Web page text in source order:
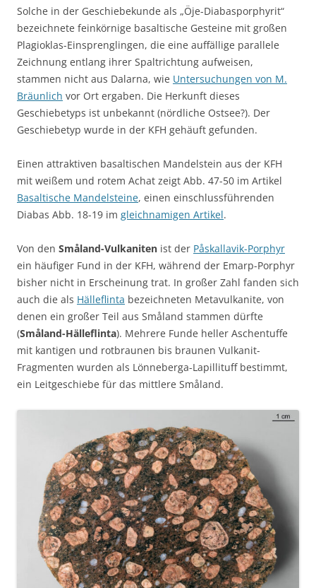
Solche in der Geschiebekunde als „Öje-Diabasporphyrit“
bezeichnete feinkörnige basaltische Gesteine mit großen
Plagioklas-Einsprenglingen, die eine auffällige parallele
Zeichnung entlang ihrer Spaltrichtung aufweisen,
stammen nicht aus Dalarna, wie Untersuchungen von M.
Bräunlich vor Ort ergaben. Die Herkunft dieses
Geschiebetyps ist unbekannt (nördliche Ostsee?). Der
Geschiebetyp wurde in der KFH gehäuft gefunden.
Einen attraktiven basaltischen Mandelstein aus der KFH
mit weißem und rotem Achat zeigt Abb. 47-50 im Artikel
Basaltische Mandelsteine, einen einschlussführenden
Diabas Abb. 18-19 im gleichnamigen Artikel.
Von den Småland-Vulkaniten ist der Påskallavik-Porphyr
ein häufiger Fund in der KFH, während der Emarp-Porphyr
bisher nicht in Erscheinung trat. In großer Zahl fanden sich
auch die als Hälleflinta bezeichneten Metavulkanite, von
denen ein großer Teil aus Småland stammen dürfte
(Småland-Hälleflinta). Mehrere Funde heller Aschentuffe
mit kantigen und rotbraunen bis braunen Vulkanit-
Fragmenten wurden als Lönneberga-Lapillituff bestimmt,
ein Leitgeschiebe für das mittlere Småland.